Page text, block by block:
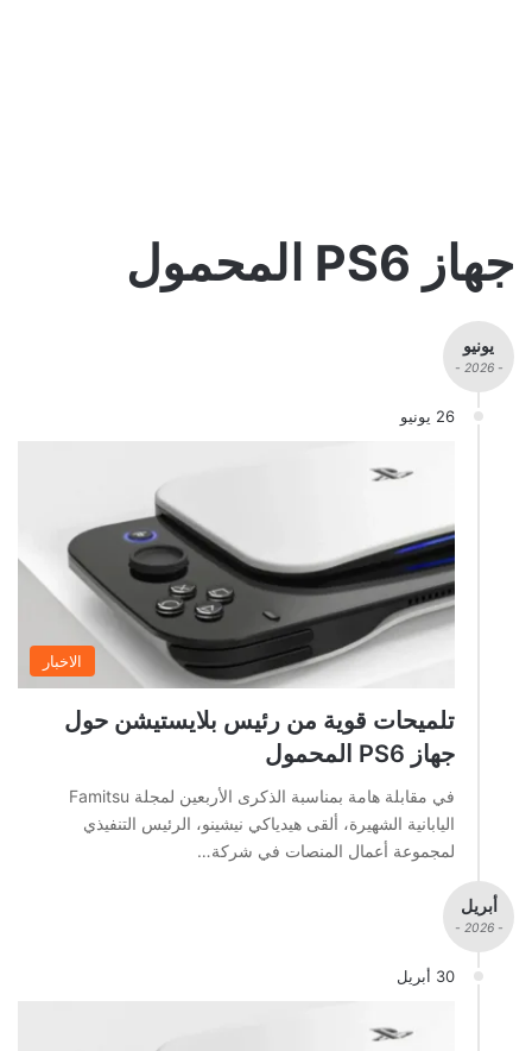
جهاز PS6 المحمول
يونيو
- 2026 -
26 يونيو
الاخبار
تلميحات قوية من رئيس بلايستيشن حول
جهاز PS6 المحمول
في مقابلة هامة بمناسبة الذكرى الأربعين لمجلة Famitsu
اليابانية الشهيرة، ألقى هيدياكي نيشينو، الرئيس التنفيذي
لمجموعة أعمال المنصات في شركة…
أبريل
- 2026 -
30 أبريل